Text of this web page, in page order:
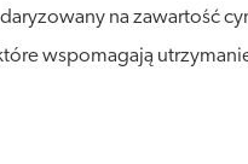
na zawartość
wspomagają